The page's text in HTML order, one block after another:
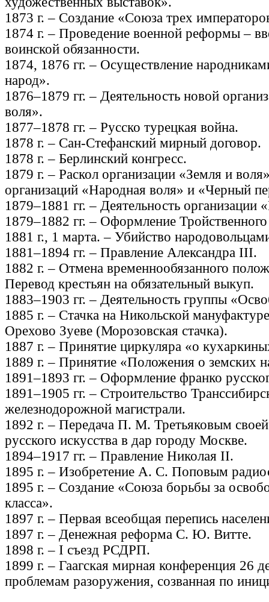
1873 г. – Создание «Союза трех
1874 г. – Проведение военной реформы –
воинской обязанности.
1874, 1876 гг. – Осуществление
народ».
1876–1879 гг. – Деятельность новой
воля».
1877–1878 гг. – Русско турецкая война.
1878 г. – Сан-Стефанский мирный договор.
1878 г. – Берлинский конгресс.
1879 г. – Раскол организации «Земля и
организаций «Народная воля» и «Черный
1879–1881 гг. – Деятельность организации
1879–1882 гг. – Оформление
1881 г., 1 марта. – Убийство
1881–1894 гг. – Правление Александра III.
1882 г. – Отмена временнообязанного
Перевод крестьян на обязательный выкуп.
1883–1903 гг. – Деятельность группы
1885 г. – Стачка на Никольской
Орехово Зуеве (Морозовская стачка).
1887 г. – Принятие циркуляра «о
1889 г. – Принятие «Положения о земских
1891–1893 гг. – Оформление франко
1891–1905 гг. – Строительство
железнодорожной магистрали.
1892 г. – Передача П. М. Третьяковым
русского искусства в дар городу Москве.
1894–1917 гг. – Правление Николая II.
1895 г. – Изобретение А. С. Поповым
1895 г. – Создание «Союза борьбы за
класса».
1897 г. – Первая всеобщая перепись
1897 г. – Денежная реформа С. Ю. Витте.
1898 г. – I съезд РСДРП.
1899 г. – Гаагская мирная конференция 26
проблемам разоружения, созванная по